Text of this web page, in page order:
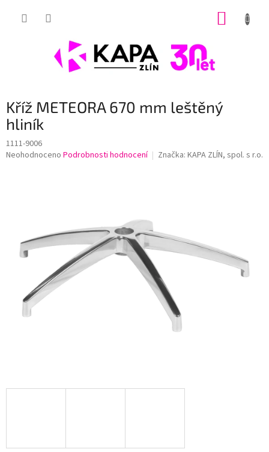
Kříž METEORA 670 mm leštěný
hliník
1111-9006
Průměrné
hvězdiček.
Neohodnoceno Podrobnosti hodnocení Značka: KAPA ZLÍN, spol. s r.o.